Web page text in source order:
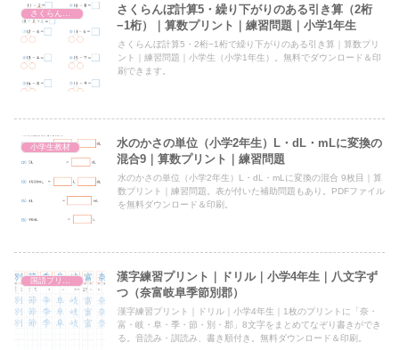
さくらんぼ計算・引き算
さくらんぼ計算5・繰り下がりのある引き算（2桁
−1桁）｜算数プリント｜練習問題｜小学1年生
さくらんぼ計算5・2桁−1桁で繰り下がりのある引き算｜算数プリ
ント｜練習問題｜小学生（小学1年生）。無料でダウンロード＆印
刷できます。
小学生教材
水のかさの単位（小学2年生）L・dL・mLに変換の
混合9｜算数プリント｜練習問題
水のかさの単位（小学2年生）L・dL・mLに変換の混合 9枚目｜算
数プリント｜練習問題。表が付いた補助問題もあり。PDFファイル
を無料ダウンロード＆印刷。
国語プリント
漢字練習プリント｜ドリル｜小学4年生｜八文字ず
つ（奈富岐阜季節別郡）
漢字練習プリント｜ドリル｜小学4年生｜1枚のプリントに「奈・
富・岐・阜・季・節・別・郡」8文字をまとめてなぞり書きができ
る。音読み・訓読み、書き順付き。無料ダウンロード＆印刷。